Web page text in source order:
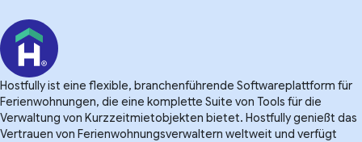
Hostfully ist eine flexible, branchenführende Softwareplattform für
Ferienwohnungen, die eine komplette Suite von Tools für die
Verwaltung von Kurzzeitmietobjekten bietet. Hostfully genießt das
Vertrauen von Ferienwohnungsverwaltern weltweit und verfügt